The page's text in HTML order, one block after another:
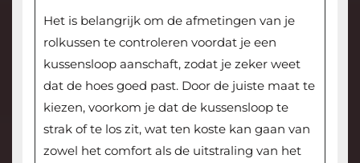
Het is belangrijk om de afmetingen van je
rolkussen te controleren voordat je een
kussensloop aanschaft, zodat je zeker weet
dat de hoes goed past. Door de juiste maat te
kiezen, voorkom je dat de kussensloop te
strak of te los zit, wat ten koste kan gaan van
zowel het comfort als de uitstraling van het